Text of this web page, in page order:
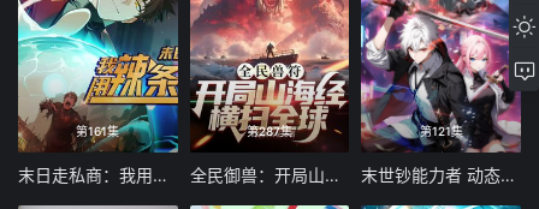
第161集
末日走私商：我用辣条换金砖动态漫画
第287集
全民御兽：开局山海经，我横扫全球
第121集
末世钞能力者 动态漫画